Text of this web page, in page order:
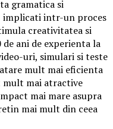
gramatica si
implicati intr-un proces
creativitatea si
ani de experienta la
uri, simulari si teste
mult mai eficienta
mult mai atractive
mai mare asupra
mai mult din ceea